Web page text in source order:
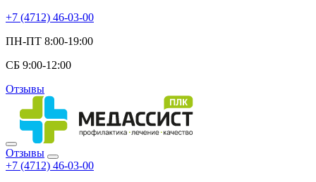
+7 (4712) 46-03-00
ПН-ПТ 8:00-19:00
СБ 9:00-12:00
Отзывы
Отзывы
+7 (4712) 46-03-00